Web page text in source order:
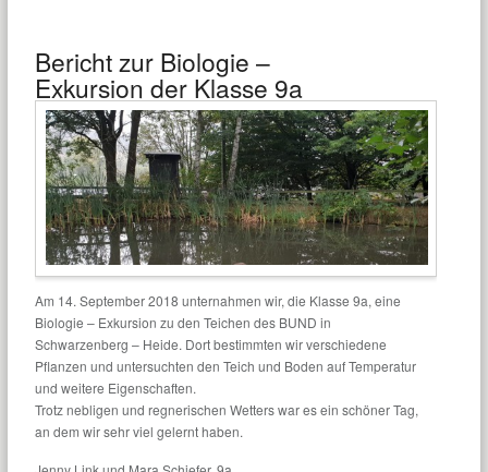
Bericht zur Biologie –
Exkursion der Klasse 9a
Am 14. September 2018 unternahmen wir, die Klasse 9a, eine
Biologie – Exkursion zu den Teichen des BUND in
Schwarzenberg – Heide. Dort bestimmten wir verschiedene
Pflanzen und untersuchten den Teich und Boden auf Temperatur
und weitere Eigenschaften.
Trotz nebligen und regnerischen Wetters war es ein schöner Tag,
an dem wir sehr viel gelernt haben.